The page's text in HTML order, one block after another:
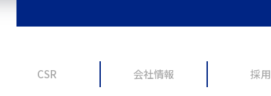
CSR 会社情報 採用